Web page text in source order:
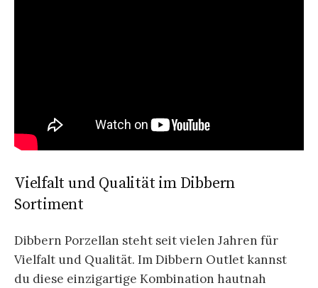
Vielfalt und Qualität im Dibbern
Sortiment
Dibbern Porzellan steht seit vielen Jahren für
Vielfalt und Qualität. Im Dibbern Outlet kannst
du diese einzigartige Kombination hautnah